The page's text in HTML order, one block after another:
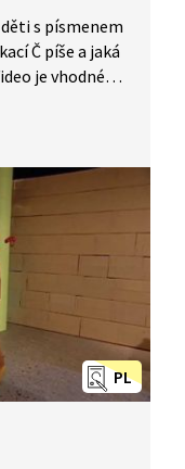
s písmenem
Č píše a jaká
PL